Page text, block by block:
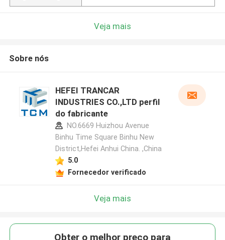
Veja mais
Sobre nós
HEFEI TRANCAR
INDUSTRIES CO.,LTD perfil
do fabricante
NO.6669 Huizhou Avenue
Binhu Time Square Binhu New
District,Hefei Anhui China. ,China
5.0
Fornecedor verificado
Veja mais
Obter o melhor preço para